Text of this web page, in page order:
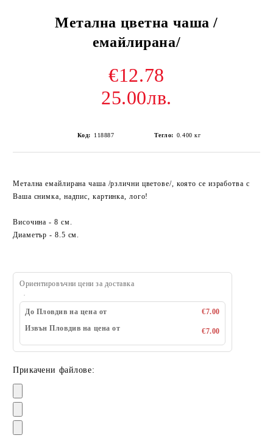
Метална цветна чаша /
емайлирана/
€12.78
25.00лв.
Код: 118887 Тегло: 0.400 кг
Метална емайлирана чаша /рзлични цветове/, която се изработва с
Ваша снимка, надпис, картинка, лого!
Височина - 8 см.
Диаметър - 8.5 см.
Ориентировъчни цени за доставка
До Пловдив на цена от
€7.00
Извън Пловдив на цена от
€7.00
Прикачени файлове: